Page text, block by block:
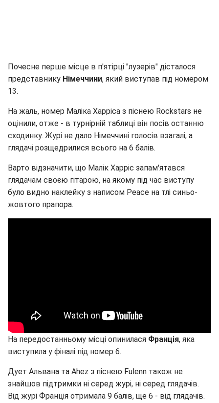
Почесне перше місце в п'ятірці "лузерів" дісталося
представнику Німеччини, який виступав під номером
13.
На жаль, номер Маліка Харріса з піснею Rockstars не
оцінили, отже - в турнірній таблиці він посів останню
сходинку. Журі не дало Німеччині голосів взагалі, а
глядачі розщедрилися всього на 6 балів.
Варто відзначити, що Малік Харріс запам'ятався
глядачам своєю гітарою, на якому під час виступу
було видно наклейку з написом Peace на тлі синьо-
жовтого прапора.
На передостанньому місці опинилася Франція, яка
виступила у фіналі під номер 6.
Дует Альвана та Ahez з піснею Fulenn також не
знайшов підтримки ні серед журі, ні серед глядачів.
Від журі Франція отримала 9 балів, ще 6 - від глядачів.